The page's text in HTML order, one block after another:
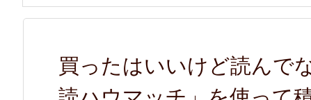
買ったはいいけど読んで